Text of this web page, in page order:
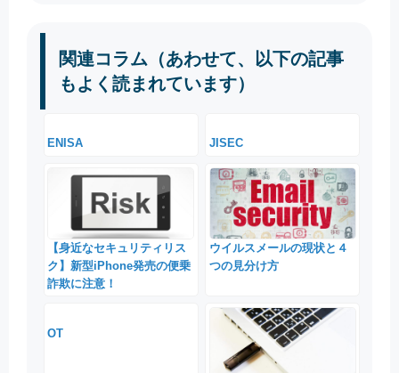
関連コラム（あわせて、以下の記事
もよく読まれています）
ENISA JISEC
【身近なセキュリティリス
ク】新型iPhone発売の便乗
詐欺に注意！
ウイルスメールの現状と４
つの見分け方
OT